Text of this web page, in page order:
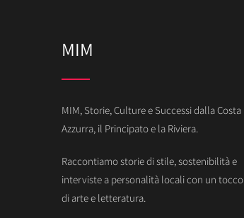
MIM
MIM, Storie, Culture e Successi dalla Costa
Azzurra, il Principato e la Riviera.
Raccontiamo storie di stile, sostenibilità e
interviste a personalità locali con un tocco
di arte e letteratura.